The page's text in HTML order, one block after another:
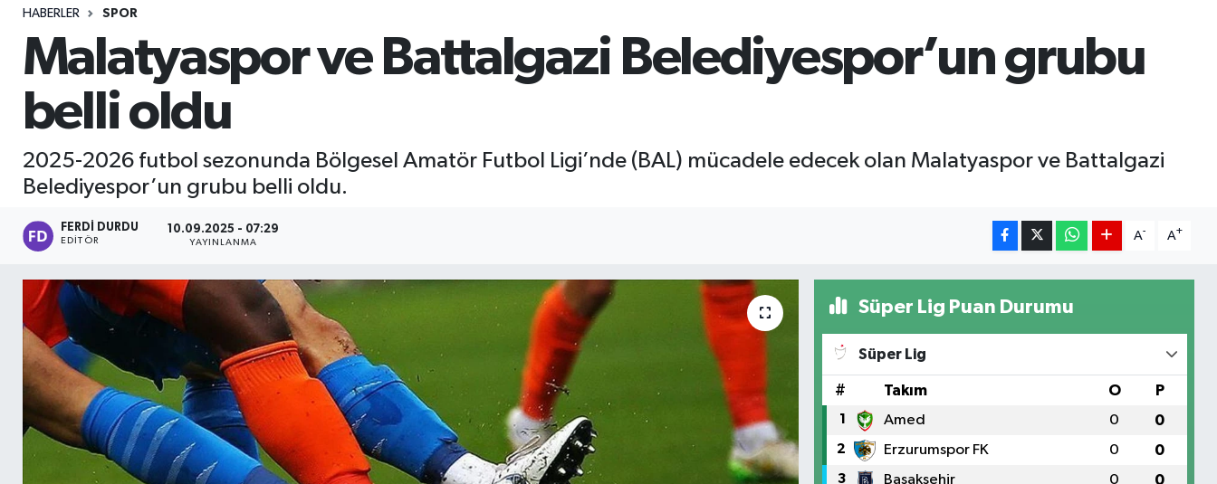
HABERLER SPOR
Malatyaspor ve Battalgazi Belediyespor’un grubu
belli oldu
2025-2026 futbol sezonunda Bölgesel Amatör Futbol Ligi’nde (BAL) mücadele edecek olan Malatyaspor ve Battalgazi
Belediyespor’un grubu belli oldu.
FERDI DURDU
EDITÖR
10.09.2025 - 07:29
YAYINLANMA
A- A+
Süper Lig Puan Durumu
Süper Lig
# Takım O P
1 Amed 0 0
2 Erzurumspor FK 0 0
3 Başakşehir 0 0
Seri İlan
Siyaset
Spor
Yaşam